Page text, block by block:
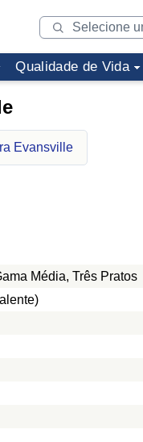
Qualidade de Vida
Evansville
Média, Três Pratos